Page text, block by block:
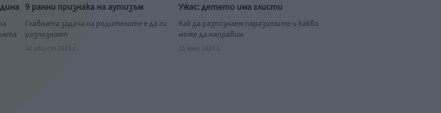
9 ранни признака на аутизъм
Главната задача на родителите е да ги
разпознаят
30 август 2023 г.
Ужас: детето има глисти
Как да разпознаем паразитите и какво
може да направим
21 юни 2020 г.